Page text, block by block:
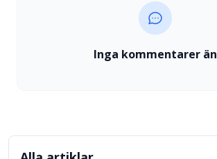
Inga kommentarer än